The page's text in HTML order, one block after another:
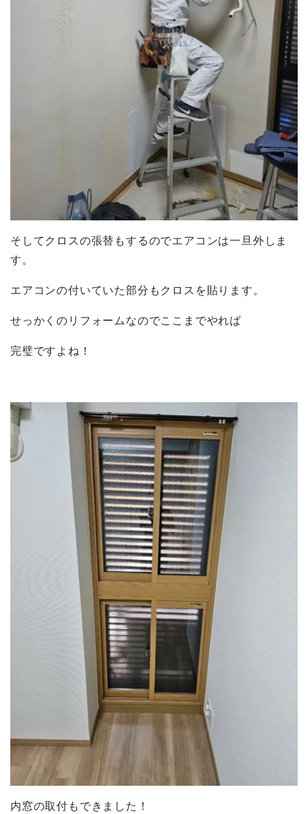
そしてクロスの張替もするのでエアコンは一旦外しま
す。
エアコンの付いていた部分もクロスを貼ります。
せっかくのリフォームなのでここまでやれば
完璧ですよね！
内窓の取付もできました！